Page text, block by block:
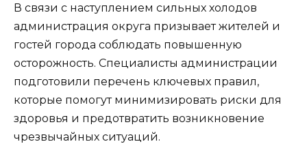
В связи с наступлением сильных холодов
администрация округа призывает жителей и
гостей города соблюдать повышенную
осторожность. Специалисты администрации
подготовили перечень ключевых правил,
которые помогут минимизировать риски для
здоровья и предотвратить возникновение
чрезвычайных ситуаций.